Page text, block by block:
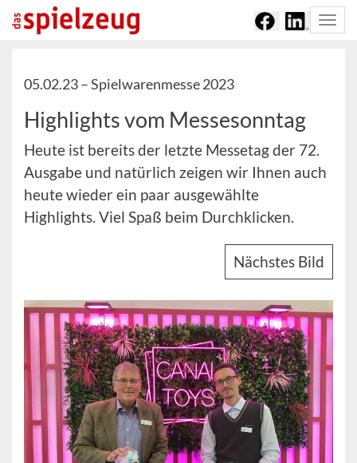
05.02.23 –Spielwarenmesse 2023
Highlights vom Messesonntag
Heute ist bereits der letzte Messetag der 72.
Ausgabe und natürlich zeigen wir Ihnen auch
heute wieder ein paar ausgewählte
Highlights. Viel Spaß beim Durchklicken.
Nächstes Bild